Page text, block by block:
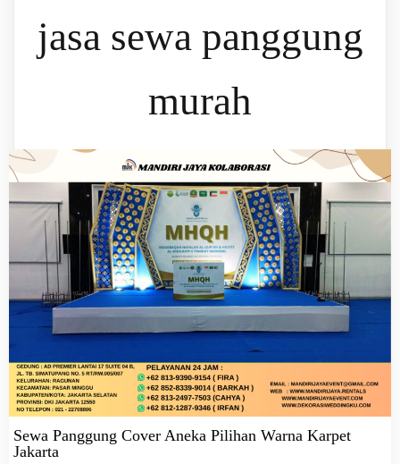
jasa sewa panggung
murah
Sewa Panggung Cover Aneka Pilihan Warna Karpet
Jakarta